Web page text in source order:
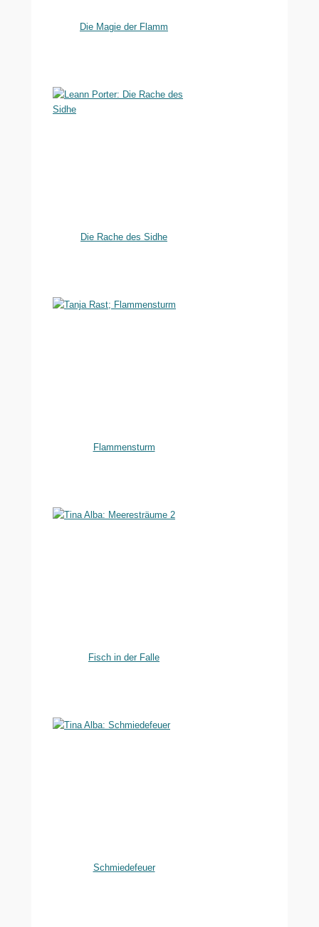
Die Magie der Flamm
Die Rache des Sidhe
Flammensturm
Fisch in der Falle
Schmiedefeuer